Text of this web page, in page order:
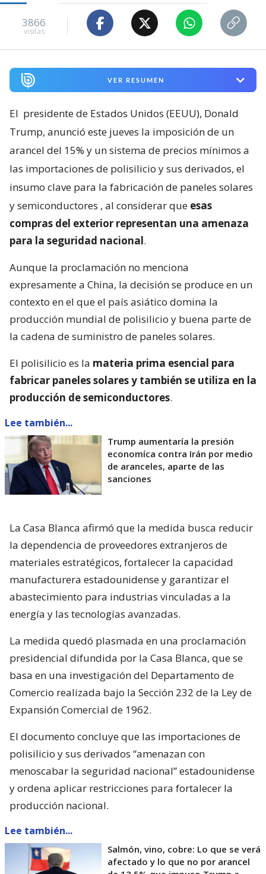
3866
visitas
VER RESUMEN
El presidente de Estados Unidos (EEUU), Donald
Trump, anunció este jueves la imposición de un
arancel del 15% y un sistema de precios mínimos a
las importaciones de polisilicio y sus derivados, el
insumo clave para la fabricación de paneles solares
y semiconductores , al considerar que esas
compras del exterior representan una amenaza
para la seguridad nacional.
Aunque la proclamación no menciona
expresamente a China, la decisión se produce en un
contexto en el que el país asiático domina la
producción mundial de polisilicio y buena parte de
la cadena de suministro de paneles solares.
El polisilicio es la materia prima esencial para
fabricar paneles solares y también se utiliza en la
producción de semiconductores.
Lee también...
Trump aumentaría la presión
economíca contra Irán por medio
de aranceles, aparte de las
sanciones
La Casa Blanca afirmó que la medida busca reducir
la dependencia de proveedores extranjeros de
materiales estratégicos, fortalecer la capacidad
manufacturera estadounidense y garantizar el
abastecimiento para industrias vinculadas a la
energía y las tecnologías avanzadas.
La medida quedó plasmada en una proclamación
presidencial difundida por la Casa Blanca, que se
basa en una investigación del Departamento de
Comercio realizada bajo la Sección 232 de la Ley de
Expansión Comercial de 1962.
El documento concluye que las importaciones de
polisilicio y sus derivados “amenazan con
menoscabar la seguridad nacional” estadounidense
y ordena aplicar restricciones para fortalecer la
producción nacional.
Lee también...
Salmón, vino, cobre: Lo que se verá
afectado y lo que no por arancel